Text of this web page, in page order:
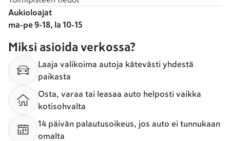
Aukioloajat
ma-pe 9-18, la 10-15
Miksi asioida verkossa?
Laaja valikoima autoja kätevästi yhdestä
paikasta
Osta, varaa tai leasaa auto helposti vaikka
kotisohvalta
14 päivän palautusoikeus, jos auto ei tunnukaan
omalta